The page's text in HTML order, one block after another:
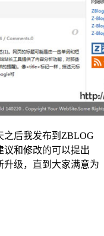
之后我发布到ZBLOG
议和修改的可以提出
升级，直到大家满意为